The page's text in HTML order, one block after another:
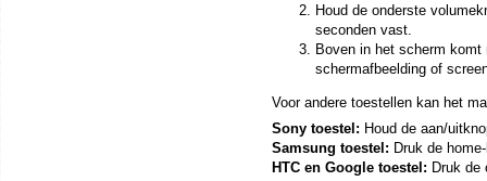
Houd de onderste
seconden vast.
Boven in het scherm komt
schermafbeelding of
Voor andere toestellen kan het
Sony toestel: Houd de aan/
Samsung toestel: Druk de
HTC en Google toestel: Druk de